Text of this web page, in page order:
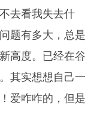
去看我失去什
题有多大，总是
高度。已经在谷
其实想想自己一
爱咋咋的，但是